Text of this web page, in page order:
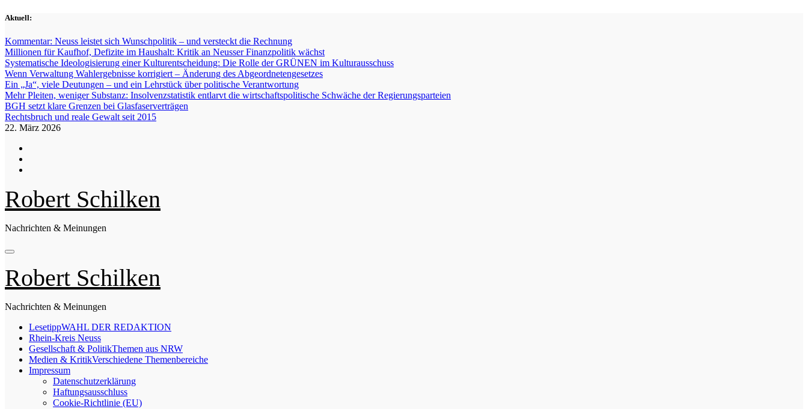
Zum
springen
Aktuell:
Kommentar: Neuss leistet sich Wunschpolitik – und versteckt die Rechnung
Millionen für Kaufhof, Defizite im Haushalt: Kritik an Neusser Finanzpolitik wächst
Systematische Ideologisierung einer Kulturentscheidung: Die Rolle der GRÜNEN im Kulturausschuss
Wenn Verwaltung Wahlergebnisse korrigiert – Änderung des Abgeordnetengesetzes
Ein „Ja“, viele Deutungen – und ein Lehrstück über politische Verantwortung
Mehr Pleiten, weniger Substanz: Insolvenzstatistik entlarvt die wirtschaftspolitische Schwäche der Regierungsparteien
BGH setzt klare Grenzen bei Glasfaserverträgen
Rechtsbruch und reale Gewalt seit 2015
22. März 2026
Robert Schilken
Nachrichten & Meinungen
Robert Schilken
Nachrichten & Meinungen
LesetippWAHL DER REDAKTION
Rhein-Kreis Neuss
Gesellschaft & PolitikThemen aus NRW
Medien & KritikVerschiedene Themenbereiche
Impressum
Datenschutzerklärung
Haftungsausschluss
Cookie-Richtlinie (EU)